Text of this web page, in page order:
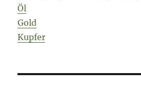
Öl
Gold
Kupfer